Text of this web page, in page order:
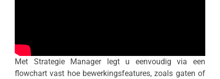
Met Strategie Manager legt u eenvoudig via een
flowchart vast hoe bewerkingsfeatures, zoals gaten of